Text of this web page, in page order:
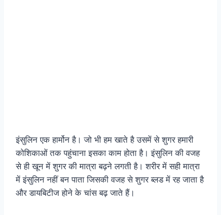
इंसुलिन एक हार्मोन है। जो भी हम खाते है उसमें से शुगर हमारी
कोशिकाओं तक पहुंचाना इसका काम होता है। इंसुलिन की वजह
से ही खून में शुगर की मात्रा बढ़ने लगती है। शरीर में सही मात्रा
में इंसुलिन नहीं बन पाता जिसकी वजह से शुगर ब्लड में रह जाता है
और डायबिटीज होने के चांस बढ़ जाते हैं।